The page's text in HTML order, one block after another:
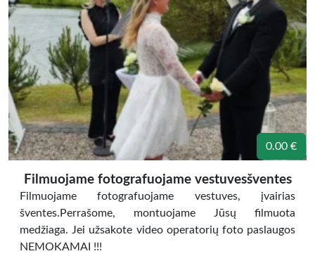
0.00 €
Filmuojame fotografuojame vestuvesšventes
Filmuojame fotografuojame vestuves, įvairias
šventes.Perrašome, montuojame Jūsų filmuota
medžiaga. Jei užsakote video operatorių foto paslaugos
NEMOKAMAI !!!